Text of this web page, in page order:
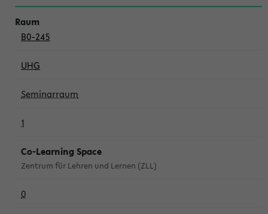
B0-245
UHG
Seminarraum
1
Co-Learning Space
Zentrum für Lehren und Lernen (ZLL)
0